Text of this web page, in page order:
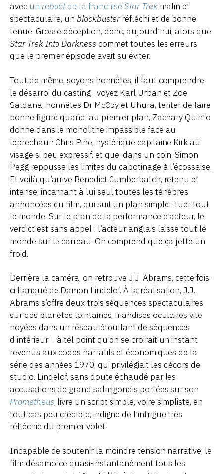
avec un rebootde la franchise Star Trek malin et
spectaculaire, un blockbusterréfléchi et de bonne
tenue. Grosse déception, donc, aujourd’hui, alors que
Star Trek Into Darkness commet toutes les erreurs
que le premier épisode avait su éviter.
Tout de même, soyons honnêtes, il faut comprendre
le désarroi du casting : voyez Karl Urban et Zoe
Saldana, honnêtes Dr McCoy et Uhura, tenter de faire
bonne figure quand, au premier plan, Zachary Quinto
donne dans le monolithe impassible face au
leprechaun Chris Pine, hystérique capitaine Kirk au
visage si peu expressif, et que, dans un coin, Simon
Pegg repousse les limites du cabotinage à l’écossaise.
Et voilà qu’arrive Benedict Cumberbatch, retenu et
intense, incarnant à lui seul toutes les ténèbres
annoncées du film, qui suit un plan simple : tuer tout
le monde. Sur le plan de la performance d’acteur, le
verdict est sans appel : l’acteur anglais laisse tout le
monde sur le carreau. On comprend que ça jette un
froid.
Derrière la caméra, on retrouve J.J. Abrams, cette fois-
ci flanqué de Damon Lindelof. À la réalisation, J.J.
Abrams s’offre deux-trois séquences spectaculaires
sur des planètes lointaines, friandises oculaires vite
noyées dans un réseau étouffant de séquences
d’intérieur – à tel point qu’on se croirait un instant
revenus aux codes narratifs et économiques de la
série des années 1970, qui privilégiait les décors de
studio. Lindelof, sans doute échaudé par les
accusations de grand salmigondis portées sur son
Prometheus, livre un script simple, voire simpliste, en
tout cas peu crédible, indigne de l’intrigue très
réfléchie du premier volet.
Incapable de soutenir la moindre tension narrative, le
film désamorce quasi-instantanément tous les